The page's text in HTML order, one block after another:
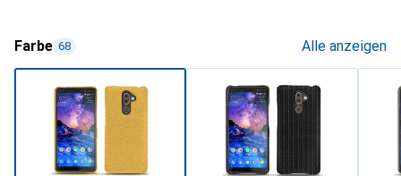
Farbe 68 Alle anzeigen